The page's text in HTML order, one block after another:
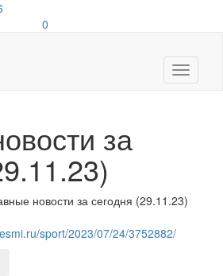
0
Toggle
за
новости за сегодня (29.11.23)
sport/2023/07/24/3752882/